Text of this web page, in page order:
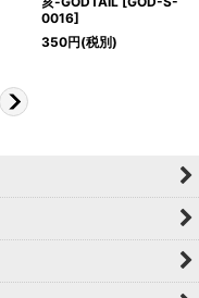
0016]
350円(税別)